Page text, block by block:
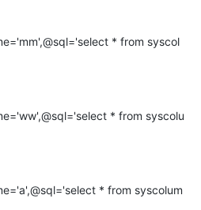
* from syscol
* from syscolu
* from syscolum